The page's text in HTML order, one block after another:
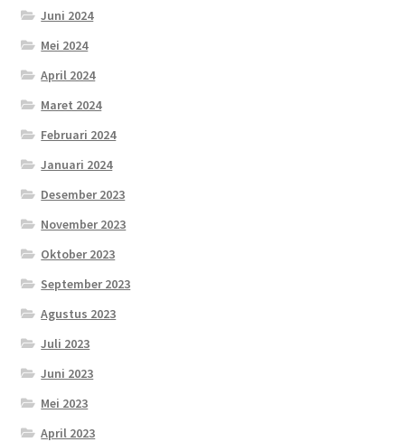
Juni 2024
Mei 2024
April 2024
Maret 2024
Februari 2024
Januari 2024
Desember 2023
November 2023
Oktober 2023
September 2023
Agustus 2023
Juli 2023
Juni 2023
Mei 2023
April 2023